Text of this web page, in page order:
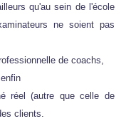
qu'au sein de l'école
ne soient pas
de coachs,
réel (autre que celle de
clients.